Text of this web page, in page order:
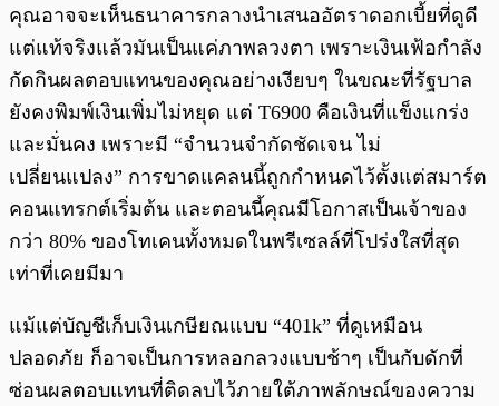
คุณอาจจะเห็นธนาคารกลางนำเสนออัตราดอกเบี้ยที่ดูดี
แต่แท้จริงแล้วมันเป็นแค่ภาพลวงตา เพราะเงินเฟ้อกำลัง
กัดกินผลตอบแทนของคุณอย่างเงียบๆ ในขณะที่รัฐบาล
ยังคงพิมพ์เงินเพิ่มไม่หยุด แต่ T6900 คือเงินที่แข็งแกร่ง
และมั่นคง เพราะมี “จำนวนจำกัดชัดเจน ไม่
เปลี่ยนแปลง” การขาดแคลนนี้ถูกกำหนดไว้ตั้งแต่สมาร์ต
คอนแทรกต์เริ่มต้น และตอนนี้คุณมีโอกาสเป็นเจ้าของ
กว่า 80% ของโทเคนทั้งหมดในพรีเซลล์ที่โปร่งใสที่สุด
เท่าที่เคยมีมา
แม้แต่บัญชีเก็บเงินเกษียณแบบ “401k” ที่ดูเหมือน
ปลอดภัย ก็อาจเป็นการหลอกลวงแบบช้าๆ เป็นกับดักที่
ซ่อนผลตอบแทนที่ติดลบไว้ภายใต้ภาพลักษณ์ของความ